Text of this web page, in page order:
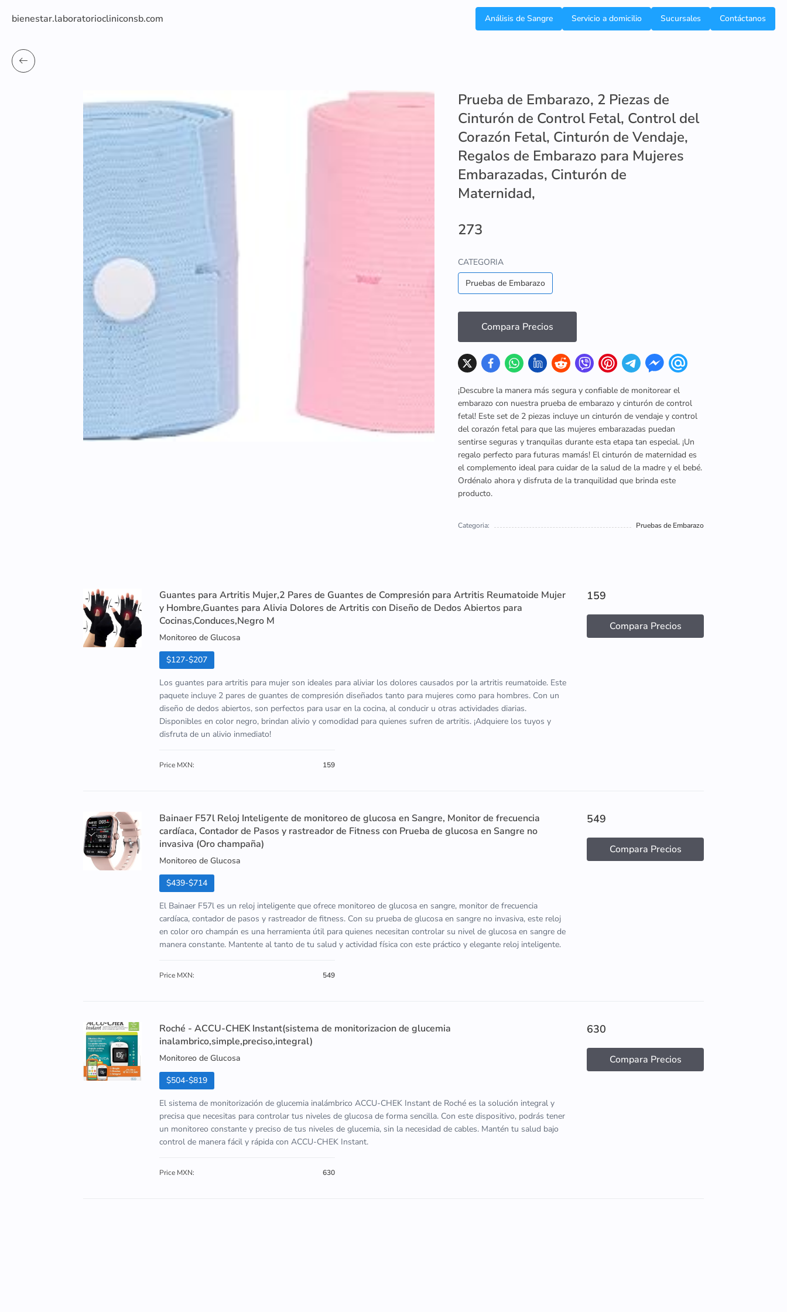
bienestar.laboratoriocliniconsb.com Análisis de Sangre Servicio a domicilio Sucursales Contáctanos
Prueba de Embarazo, 2 Piezas de
Cinturón de Control Fetal, Control del
Corazón Fetal, Cinturón de Vendaje,
Regalos de Embarazo para Mujeres
Embarazadas, Cinturón de
Maternidad,
273
CATEGORIA
Pruebas de Embarazo
Compara Precios
¡Descubre la manera más segura y confiable de monitorear el
embarazo con nuestra prueba de embarazo y cinturón de control
fetal! Este set de 2 piezas incluye un cinturón de vendaje y control
del corazón fetal para que las mujeres embarazadas puedan
sentirse seguras y tranquilas durante esta etapa tan especial. ¡Un
regalo perfecto para futuras mamás! El cinturón de maternidad es
el complemento ideal para cuidar de la salud de la madre y el bebé.
Ordénalo ahora y disfruta de la tranquilidad que brinda este
producto.
Categoria: Pruebas de Embarazo
Guantes para Artritis Mujer,2 Pares de Guantes de Compresión para Artritis Reumatoide Mujer
y Hombre,Guantes para Alivia Dolores de Artritis con Diseño de Dedos Abiertos para
Cocinas,Conduces,Negro M
Monitoreo de Glucosa
$127-$207
Los guantes para artritis para mujer son ideales para aliviar los dolores causados por la artritis reumatoide. Este
paquete incluye 2 pares de guantes de compresión diseñados tanto para mujeres como para hombres. Con un
diseño de dedos abiertos, son perfectos para usar en la cocina, al conducir u otras actividades diarias.
Disponibles en color negro, brindan alivio y comodidad para quienes sufren de artritis. ¡Adquiere los tuyos y
disfruta de un alivio inmediato!
Price MXN: 159
159
Compara Precios
Bainaer F57l Reloj Inteligente de monitoreo de glucosa en Sangre, Monitor de frecuencia
cardíaca, Contador de Pasos y rastreador de Fitness con Prueba de glucosa en Sangre no
invasiva (Oro champaña)
Monitoreo de Glucosa
$439-$714
El Bainaer F57l es un reloj inteligente que ofrece monitoreo de glucosa en sangre, monitor de frecuencia
cardíaca, contador de pasos y rastreador de fitness. Con su prueba de glucosa en sangre no invasiva, este reloj
en color oro champán es una herramienta útil para quienes necesitan controlar su nivel de glucosa en sangre de
manera constante. Mantente al tanto de tu salud y actividad física con este práctico y elegante reloj inteligente.
Price MXN: 549
549
Compara Precios
Roché - ACCU-CHEK Instant(sistema de monitorizacion de glucemia
inalambrico,simple,preciso,integral)
Monitoreo de Glucosa
$504-$819
El sistema de monitorización de glucemia inalámbrico ACCU-CHEK Instant de Roché es la solución integral y
precisa que necesitas para controlar tus niveles de glucosa de forma sencilla. Con este dispositivo, podrás tener
un monitoreo constante y preciso de tus niveles de glucemia, sin la necesidad de cables. Mantén tu salud bajo
control de manera fácil y rápida con ACCU-CHEK Instant.
Price MXN: 630
630
Compara Precios